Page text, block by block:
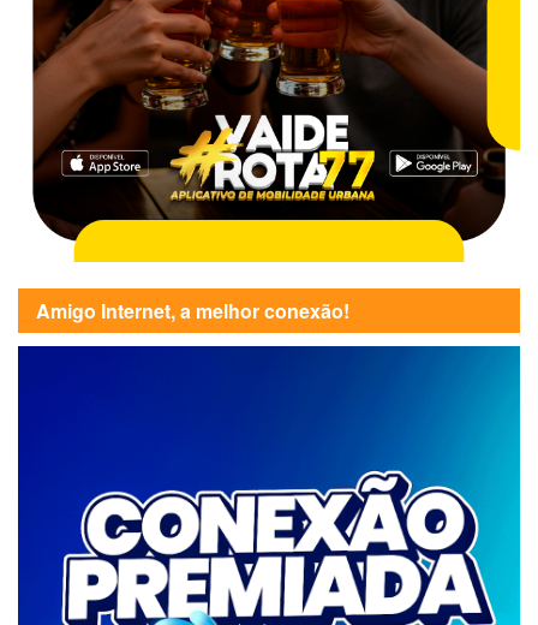
Amigo Internet, a melhor conexão!